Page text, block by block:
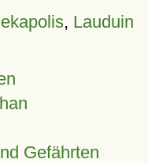
, Lauduin
Gefährten